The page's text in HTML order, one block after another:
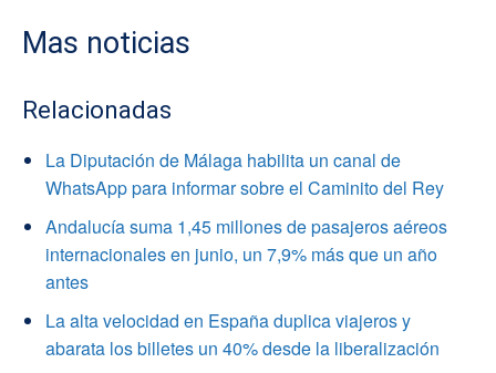
Mas noticias
Relacionadas
La Diputación de Málaga habilita un canal de
WhatsApp para informar sobre el Caminito del Rey
Andalucía suma 1,45 millones de pasajeros aéreos
internacionales en junio, un 7,9% más que un año
antes
La alta velocidad en España duplica viajeros y
abarata los billetes un 40% desde la liberalización